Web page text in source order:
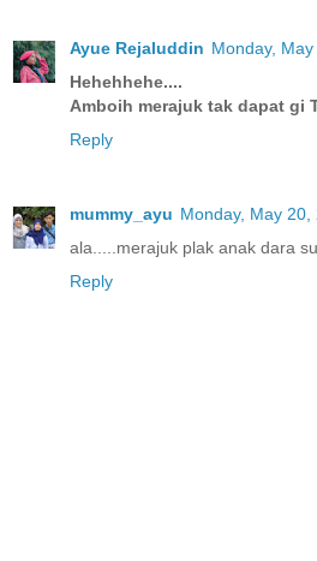
Ayue Rejaluddin Monday,
Hehehhehe....
Amboih merajuk tak dapat gi
Reply
mummy_ayu Monday, May 20,
ala.....merajuk plak anak dara
Reply